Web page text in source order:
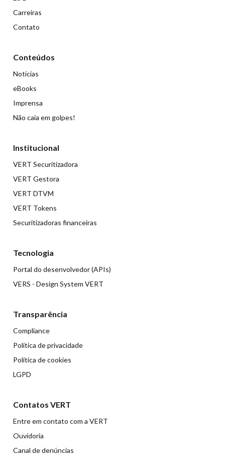
Carreiras
Contato
Conteúdos
Notícias
eBooks
Imprensa
Não caia em golpes!
Institucional
VERT Securitizadora
VERT Gestora
VERT DTVM
VERT Tokens
Securitizadoras financeiras
Tecnologia
Portal do desenvolvedor (APIs)
VERS - Design System VERT
Transparência
Compliance
Política de privacidade
Política de cookies
LGPD
Contatos VERT
Entre em contato com a VERT
Ouvidoria
Canal de denúncias